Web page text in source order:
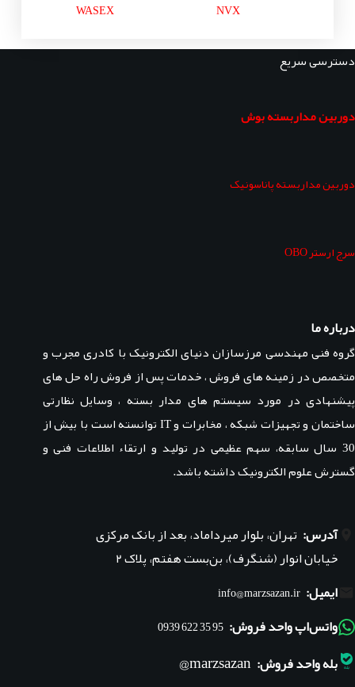
NVX
WASEX
دسترسی سریع
دوربین مداربسته بوش
دوربین مداربسته پاناسونیک
سرج ارستر OBO
درباره ما
گروه فنی مهندسی مرزسازان دنیای الکترونیک با کادری مجرب و
متخصص در زمینه های فروش ، خدمات پس از فروش راه حل های
پیشنهادی در مورد سیستم های مدار بسته ، وسایل نظارتی
ساختمان و تجهیزات شبکه ، مخابرات و IT توانسته است با بیش از
30 سال سابقه، سهم عظیمی در تولید و ارتقاء اطلاعات فنی و
گسترش علوم الکترونیک داشته باشد.
آدرس: تهران، بلوار میرداماد، بعد از بانک مرکزی
خیابان انوار (شنگرف)، بن‌بست هفتم، پلاک ۲
ایمیل: info@marzsazan.ir
واتس‌اپ واحد فروش: 95 35 622 0939
بله واحد فروش: marzsazan@